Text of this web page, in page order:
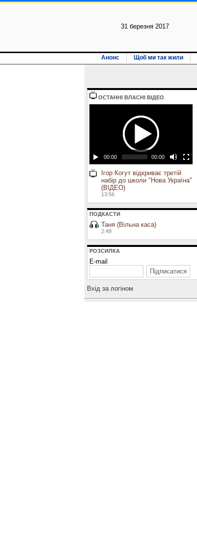
31 березня 2017
Анонс Щоб ми так жили
ОСТАННI ВЛАСНI ВIДЕО
00:00 00:00
Ігор Когут відкриває третій
набір до школи "Нова Україна"
(ВІДЕО)
13:56
ПОДКАСТИ
Таня (Вільна каса)
2:49
РОЗСИЛКА
E-mail
Вхiд за логiном